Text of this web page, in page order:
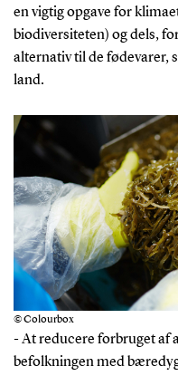
en vigtig opgave for
biodiversiteten) og dels,
alternativ til de fødevarer,
land.
© Colourbox
- At reducere forbruget af
befolkningen med